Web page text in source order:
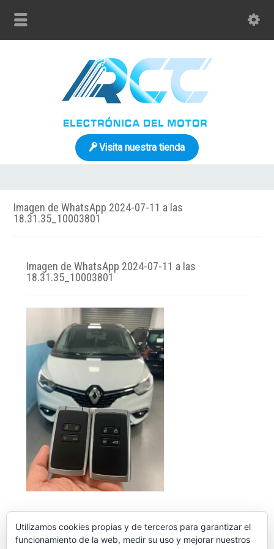
Visita nuestra tienda
Imagen de WhatsApp 2024-07-11 a las
18.31.35_10003801
Imagen de WhatsApp 2024-07-11 a las
18.31.35_10003801
Utilizamos cookies propias y de terceros para garantizar el
funcionamiento de la web, medir su uso y mejorar nuestros